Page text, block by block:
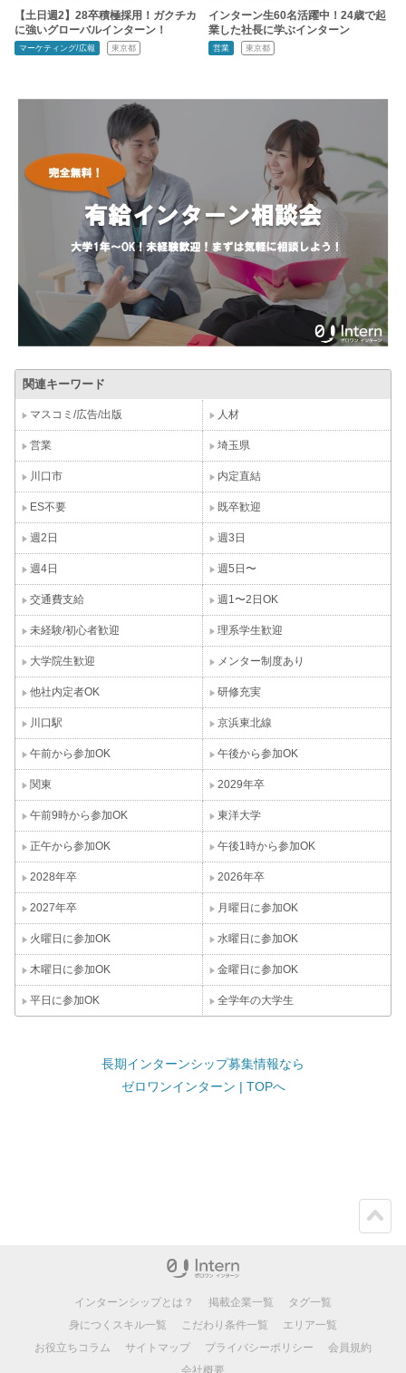
【土日週2】28卒積極採用！ガクチカ
に強いグローバルインターン！
マーケティング/広報 東京都
インターン生60名活躍中！24歳で起
業した社長に学ぶインターン
営業 東京都
関連キーワード
マスコミ/広告/出版 人材
営業 埼玉県
川口市 内定直結
ES不要 既卒歓迎
週2日 週3日
週4日 週5日〜
交通費支給 週1〜2日OK
未経験/初心者歓迎 理系学生歓迎
大学院生歓迎 メンター制度あり
他社内定者OK 研修充実
川口駅 京浜東北線
午前から参加OK 午後から参加OK
関東 2029年卒
午前9時から参加OK 東洋大学
正午から参加OK 午後1時から参加OK
2028年卒 2026年卒
2027年卒 月曜日に参加OK
火曜日に参加OK 水曜日に参加OK
木曜日に参加OK 金曜日に参加OK
平日に参加OK 全学年の大学生
長期インターンシップ募集情報なら
ゼロワンインターン | TOPへ
インターンシップとは？ 掲載企業一覧
タグ一覧
身につくスキル一覧
こだわり条件一覧
エリア一覧
お役立ちコラム
サイトマップ プライバシーポリシー
会員規約
会社概要